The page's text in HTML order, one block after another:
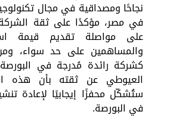
نجاحًا ومصداقية في مجال
في مصر، مؤكدًا على ثقة
على مواصلة تقديم قيمة
والمساهمين على حد سواء،
كشركة رائدة مُدرجة في
العيوطي عن ثقته بأن هذه
ستُشكّل محفزًا إيجابيًا لإعادة
في البورصة.